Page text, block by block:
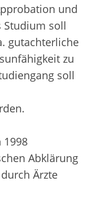
und
Studium soll
gutachterliche
zu
soll
1998
Abklärung
Ärzte